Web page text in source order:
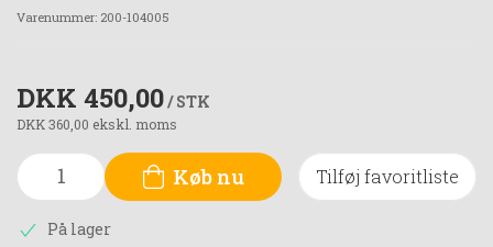
Varenummer: 200-104005
DKK 450,00/ STK
DKK 360,00 ekskl. moms
Køb nu Tilføj favoritliste
På lager